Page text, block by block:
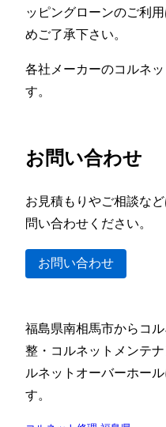
ッピングローンのご利
めご了承下さい。
各社メーカーのコルネ
す。
お問い合わせ
お見積もりやご相談な
問い合わせください。
お問い合わせ
福島県南相馬市からコ
整・コルネットメンテ
ルネットオーバーホー
す。